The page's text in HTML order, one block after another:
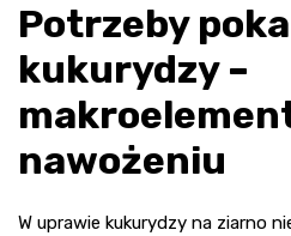
Potrzeby
kukurydzy –
nawożeniu
W uprawie kukurydzy na ziarno